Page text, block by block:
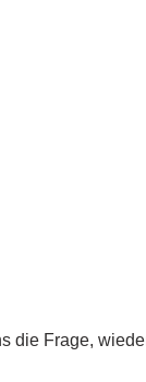
die Frage,